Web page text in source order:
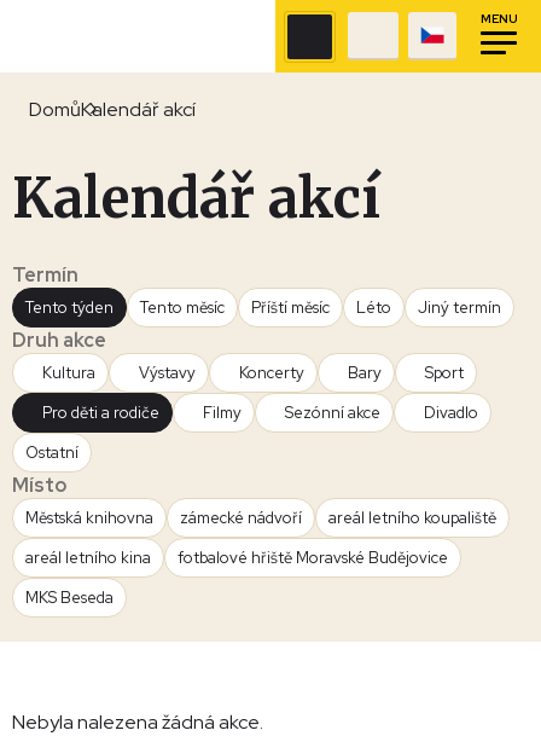
MENU
DomůKalendář akcí
Kalendář akcí
Termín
Tento týden Tento měsíc Příští měsíc Léto Jiný termín
Druh akce
Kultura Výstavy Koncerty Bary
Sport
Pro děti a rodiče
Filmy Sezónní akce
Divadlo
Ostatní
Místo
Městská knihovna zámecké nádvoří
areál letního koupaliště
areál letního kina
fotbalové hřiště Moravské Budějovice
MKS Beseda
Nebyla nalezena žádná akce.